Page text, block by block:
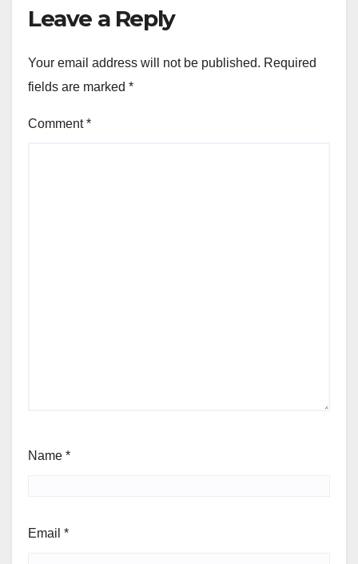
Leave a Reply
Your email address will not be published. Required
fields are marked *
Comment*
Name *
Email *